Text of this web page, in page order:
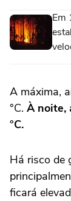
Em
A máxima,
°C. À noite,
°C.
Há risco de
ficará